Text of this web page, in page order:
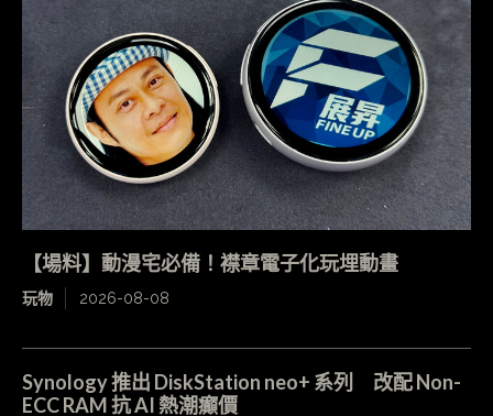
【場料】動漫宅必備！襟章電子化玩埋動畫
玩物 2026-08-08
Synology 推出 DiskStation neo+ 系列 改配 Non-
ECC RAM 抗 AI 熱潮癲價